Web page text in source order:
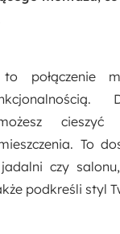
połączenie
To
czy
podkreśli styl